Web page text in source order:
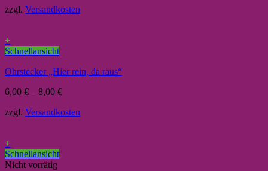
zzgl. Versandkosten
+
Schnellansicht
Ohrstecker „Hier rein, da raus“
6,00 € – 8,00 €
zzgl. Versandkosten
+
Schnellansicht
Nicht vorrätig